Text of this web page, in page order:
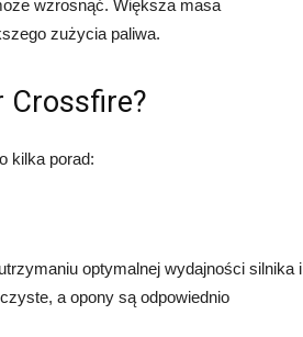
wzrosnąć. Większa masa
zużycia paliwa.
Crossfire?
kilka porad:
optymalnej wydajności silnika i
a opony są odpowiednio